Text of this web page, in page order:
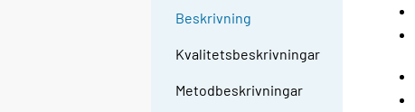
Beskrivning
Kvalitetsbeskrivningar
Metodbeskrivningar